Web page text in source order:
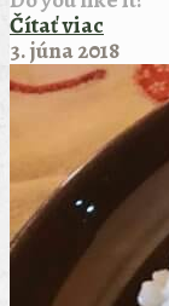
Čítať viac
3. júna 2018